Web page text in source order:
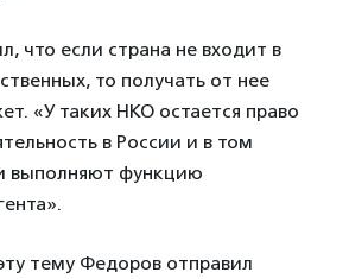
что если страна не входит в
то получать от нее
«У таких НКО остается право
в России и в том
выполняют функцию
тему Федоров отправил